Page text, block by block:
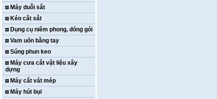
Máy duỗi sắt
Kéo cắt sắt
Dụng cụ niêm phong, đóng gói
Vam uốn bằng tay
Súng phun keo
Máy cưa cắt vật liệu xây
dựng
Máy cắt vát mép
Máy hút bụi